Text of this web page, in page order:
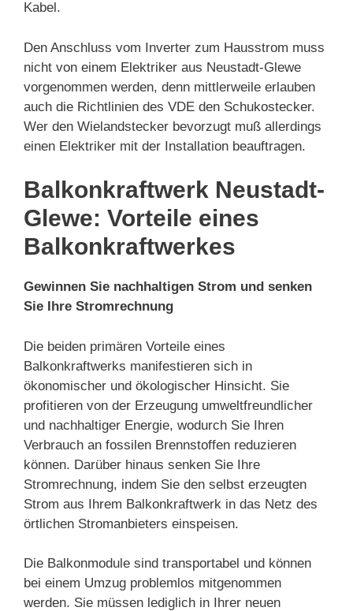
Kabel.
Den Anschluss vom Inverter zum Hausstrom muss
nicht von einem Elektriker aus Neustadt-Glewe
vorgenommen werden, denn mittlerweile erlauben
auch die Richtlinien des VDE den Schukostecker.
Wer den Wielandstecker bevorzugt muß allerdings
einen Elektriker mit der Installation beauftragen.
Balkonkraftwerk Neustadt-
Glewe: Vorteile eines
Balkonkraftwerkes
Gewinnen Sie nachhaltigen Strom und senken
Sie Ihre Stromrechnung
Die beiden primären Vorteile eines
Balkonkraftwerks manifestieren sich in
ökonomischer und ökologischer Hinsicht. Sie
profitieren von der Erzeugung umweltfreundlicher
und nachhaltiger Energie, wodurch Sie Ihren
Verbrauch an fossilen Brennstoffen reduzieren
können. Darüber hinaus senken Sie Ihre
Stromrechnung, indem Sie den selbst erzeugten
Strom aus Ihrem Balkonkraftwerk in das Netz des
örtlichen Stromanbieters einspeisen.
Die Balkonmodule sind transportabel und können
bei einem Umzug problemlos mitgenommen
werden. Sie müssen lediglich in Ihrer neuen